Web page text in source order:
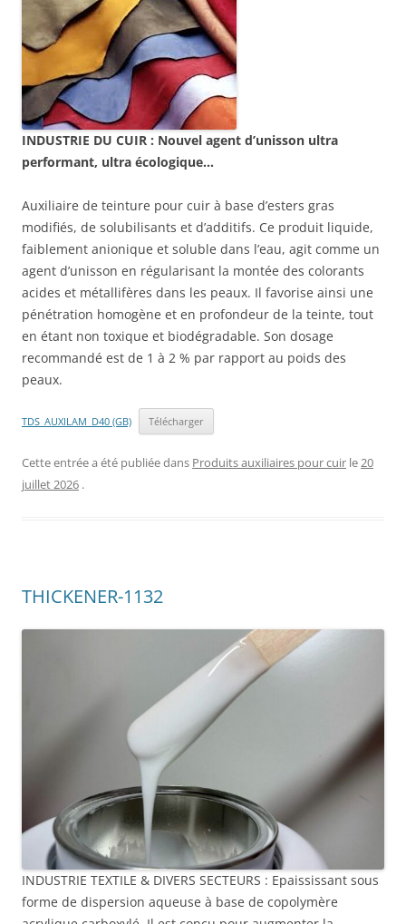
INDUSTRIE DU CUIR : Nouvel agent d’unisson ultra
performant, ultra écologique…
Auxiliaire de teinture pour cuir à base d’esters gras
modifiés, de solubilisants et d’additifs. Ce produit liquide,
faiblement anionique et soluble dans l’eau, agit comme un
agent d’unisson en régularisant la montée des colorants
acides et métallifères dans les peaux. Il favorise ainsi une
pénétration homogène et en profondeur de la teinte, tout
en étant non toxique et biodégradable. Son dosage
recommandé est de 1 à 2 % par rapport au poids des
peaux.
TDS_AUXILAM_D40 (GB) Télécharger
Cette entrée a été publiée dans Produits auxiliaires pour cuir le20
juillet 2026 .
THICKENER-1132
INDUSTRIE TEXTILE & DIVERS SECTEURS : Epaississant sous
forme de dispersion aqueuse à base de copolymère